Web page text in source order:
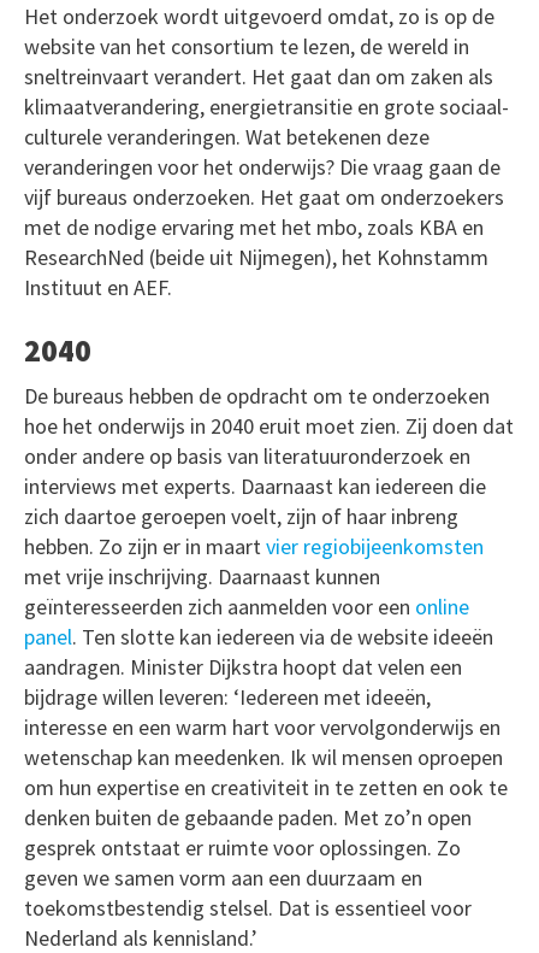
Het onderzoek wordt uitgevoerd omdat, zo is op de
website van het consortium te lezen, de wereld in
sneltreinvaart verandert. Het gaat dan om zaken als
klimaatverandering, energietransitie en grote sociaal-
culturele veranderingen. Wat betekenen deze
veranderingen voor het onderwijs? Die vraag gaan de
vijf bureaus onderzoeken. Het gaat om onderzoekers
met de nodige ervaring met het mbo, zoals KBA en
ResearchNed (beide uit Nijmegen), het Kohnstamm
Instituut en AEF.
2040
De bureaus hebben de opdracht om te onderzoeken
hoe het onderwijs in 2040 eruit moet zien. Zij doen dat
onder andere op basis van literatuuronderzoek en
interviews met experts. Daarnaast kan iedereen die
zich daartoe geroepen voelt, zijn of haar inbreng
hebben. Zo zijn er in maartvier regiobijeenkomsten
met vrije inschrijving. Daarnaast kunnen
geïnteresseerden zich aanmelden voor een online
panel. Ten slotte kan iedereen via de website ideeën
aandragen. Minister Dijkstra hoopt dat velen een
bijdrage willen leveren: ‘Iedereen met ideeën,
interesse en een warm hart voor vervolgonderwijs en
wetenschap kan meedenken. Ik wil mensen oproepen
om hun expertise en creativiteit in te zetten en ook te
denken buiten de gebaande paden. Met zo’n open
gesprek ontstaat er ruimte voor oplossingen. Zo
geven we samen vorm aan een duurzaam en
toekomstbestendig stelsel. Dat is essentieel voor
Nederland als kennisland.’